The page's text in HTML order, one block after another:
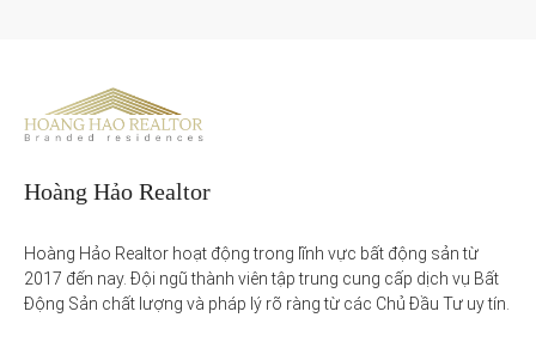
Hoàng Hảo Realtor
Hoàng Hảo Realtor hoạt động trong lĩnh vực bất động sản từ
2017 đến nay. Đội ngũ thành viên tập trung cung cấp dịch vụ Bất
Động Sản chất lượng và pháp lý rõ ràng từ các Chủ Đầu Tư uy tín.